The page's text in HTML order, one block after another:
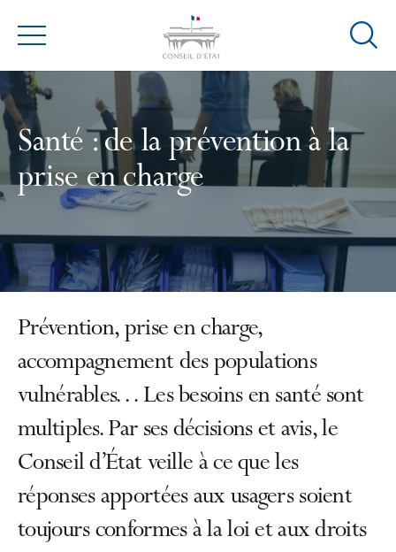
Menu
Ouvrir
Santé : de la prévention à la
prise en charge
Prévention, prise en charge,
accompagnement des populations
vulnérables… Les besoins en santé sont
multiples. Par ses décisions et avis, le
Conseil d’État veille à ce que les
réponses apportées aux usagers soient
toujours conformes à la loi et aux droits